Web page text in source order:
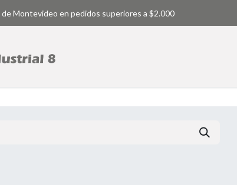
Montevideo en pedidos superiores a $2.000